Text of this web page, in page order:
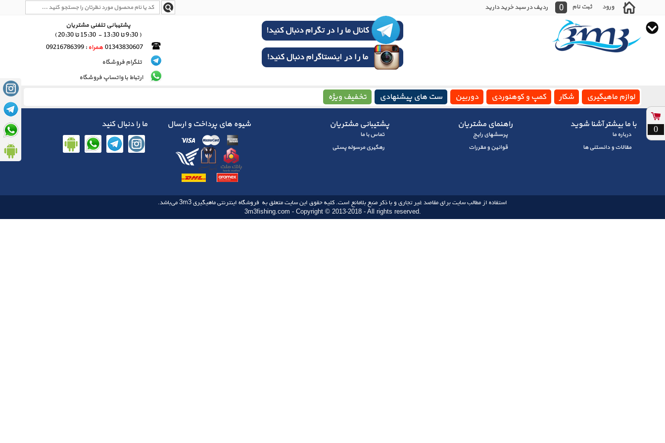
ورود ثبت نام 0
ردیف در سبد خرید دارید
پشتیبانی تلفنی مشتریان
( 9:30 تا 13:30 - 15:30 تا 20:30 )
01343830607 همراه : 09216786399
تلگرام فروشگاه
ارتباط با واتساپ فروشگاه
لوازم ماهیگیری شکار کمپ و کوهنوردی دوربین ست های پیشنهادی تخفیف ویژه
با ما بیشتر آشنا شوید
درباره ما
مقالات و دانستنی ها
راهنمای مشتریان
پرسشهای رايج
قوانین و مقررات
پشتیبانی مشتریان
تماس با ما
رهگیری مرسوله پستی
شیوه های پرداخت و ارسال ما را دنبال کنید
استفاده از مطالب سایت برای مقاصد غیر تجاری و با ذکر منبع بلامانع است. کلیه حقوق این سایت متعلق به فروشگاه اینترنتی ماهیگیری‌‌ 3m3 می‌باشد.
3m3fishing.com - Copyright © 2013-2018 - All rights reserved.
0